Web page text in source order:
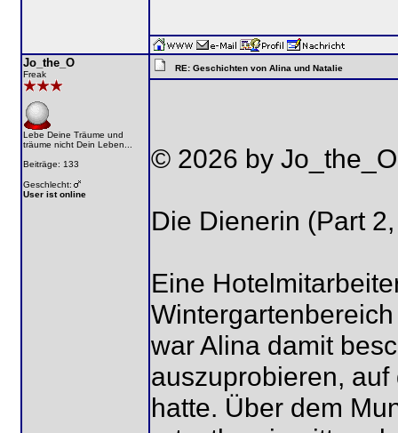
Jo_the_O
Freak
Lebe Deine Träume und
träume nicht Dein Leben...
Beiträge: 133
Geschlecht:
User ist online
RE: Geschichten von Alina und Natalie
© 2026 by Jo_the_O
Die Dienerin (Part
Eine
war Alina damit
auszuprobieren,
hatte. Über dem